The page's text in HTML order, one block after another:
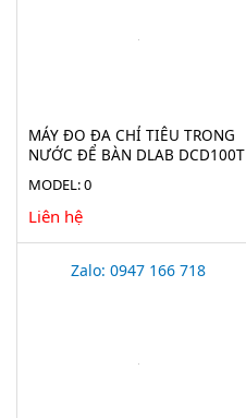
MÁY ĐO ĐA CHỈ TIÊU TRONG
NƯỚC ĐỂ BÀN DLAB DCD100T
MODEL: 0
Liên hệ
Zalo: 0947 166 718